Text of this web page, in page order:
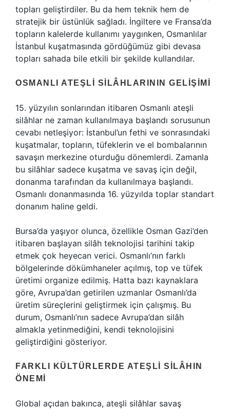
topları geliştirdiler. Bu da hem teknik hem de
stratejik bir üstünlük sağladı. İngiltere ve Fransa’da
topların kalelerde kullanımı yaygınken, Osmanlılar
İstanbul kuşatmasında gördüğümüz gibi devasa
topları sahada bile etkili bir şekilde kullandılar.
OSMANLI ATEŞLI SILÂHLARININ GELIŞIMI
15. yüzyılın sonlarından itibaren Osmanlı ateşli
silâhlar ne zaman kullanılmaya başlandı sorusunun
cevabı netleşiyor: İstanbul’un fethi ve sonrasındaki
kuşatmalar, topların, tüfeklerin ve el bombalarının
savaşın merkezine oturduğu dönemlerdi. Zamanla
bu silâhlar sadece kuşatma ve savaş için değil,
donanma tarafından da kullanılmaya başlandı.
Osmanlı donanmasında 16. yüzyılda toplar standart
donanım haline geldi.
Bursa’da yaşıyor olunca, özellikle Osman Gazi’den
itibaren başlayan silâh teknolojisi tarihini takip
etmek çok heyecan verici. Osmanlı’nın farklı
bölgelerinde dökümhaneler açılmış, top ve tüfek
üretimi organize edilmiş. Hatta bazı kaynaklara
göre, Avrupa’dan getirilen uzmanlar Osmanlı’da
üretim süreçlerini geliştirmek için çalışmış. Bu
durum, Osmanlı’nın sadece Avrupa’dan silâh
almakla yetinmediğini, kendi teknolojisini
geliştirdiğini gösteriyor.
FARKLI KÜLTÜRLERDE ATEŞLI SILÂHIN
ÖNEMI
Global açıdan bakınca, ateşli silâhlar savaş